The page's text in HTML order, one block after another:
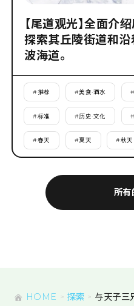
所有
【尾道观光】全面介
探索其丘陵街道和
波海道。
#推荐 #美食·酒水
#标准 #历史·文化
#春天 #夏天 #秋天
HOME 探索 与天子三